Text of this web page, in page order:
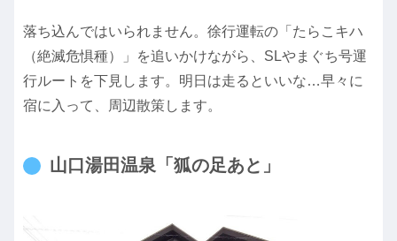
落ち込んではいられません。徐行運転の「たらこキハ
（絶滅危惧種）」を追いかけながら、SLやまぐち号運
行ルートを下見します。明日は走るといいな…早々に
宿に入って、周辺散策します。
山口湯田温泉「狐の足あと」